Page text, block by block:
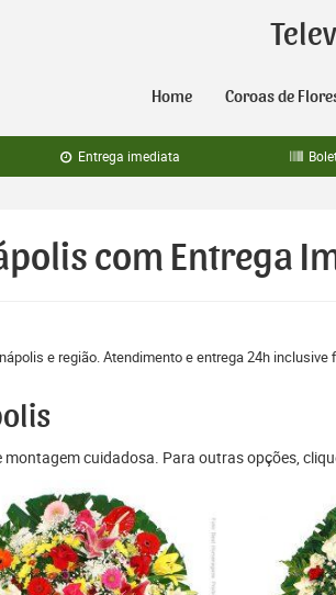
Home Coroas de
Entrega imediata
com Entrega
e região. Atendimento e entrega 24h
cuidadosa. Para outras opções,